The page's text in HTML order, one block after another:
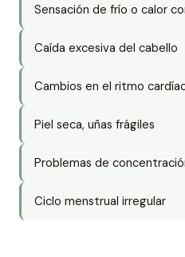
Sensación de frío o calor
Caída excesiva del cabello
Cambios en el ritmo
Piel seca, uñas frágiles
Problemas de
Ciclo menstrual irregular